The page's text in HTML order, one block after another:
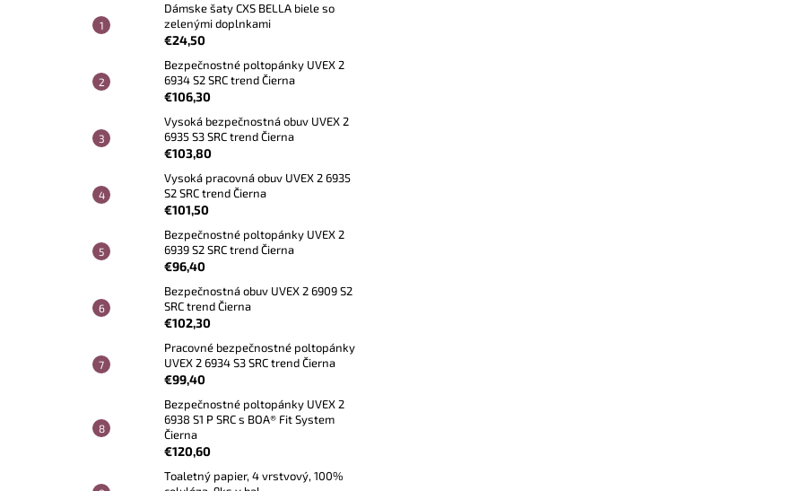
Dámske šaty CXS BELLA biele so
zelenými doplnkami
€24,50
Bezpečnostné poltopánky UVEX 2
6934 S2 SRC trend Čierna
€106,30
Vysoká bezpečnostná obuv UVEX 2
6935 S3 SRC trend Čierna
€103,80
Vysoká pracovná obuv UVEX 2 6935
S2 SRC trend Čierna
€101,50
Bezpečnostné poltopánky UVEX 2
6939 S2 SRC trend Čierna
€96,40
Bezpečnostná obuv UVEX 2 6909 S2
SRC trend Čierna
€102,30
Pracovné bezpečnostné poltopánky
UVEX 2 6934 S3 SRC trend Čierna
€99,40
Bezpečnostné poltopánky UVEX 2
6938 S1 P SRC s BOA® Fit System
Čierna
€120,60
Toaletný papier, 4 vrstvový, 100%